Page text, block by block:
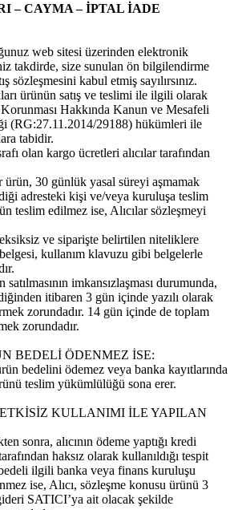
– CAYMA – İPTAL İADE
web sitesi üzerinden elektronik
takdirde, size sunulan ön bilgilendirme
sözleşmesini kabul etmiş sayılırsınız.
ürünün satış ve teslimi ile ilgili olarak
Hakkında Kanun ve Mesafeli
(RG:27.11.2014/29188) hükümleri ile
tabidir.
olan kargo ücretleri alıcılar tarafından
ürün, 30 günlük yasal süreyi aşmamak
adresteki kişi ve/veya kuruluşa teslim
teslim edilmez ise, Alıcılar sözleşmeyi
eksiksiz ve siparişte belirtilen niteliklere
kullanım klavuzu gibi belgelerle
satılmasının imkansızlaşması durumunda,
itibaren 3 gün içinde yazılı olarak
zorundadır. 14 gün içinde de toplam
zorundadır.
BEDELİ ÖDENMEZ İSE:
bedelini ödemez veya banka kayıtlarında
teslim yükümlülüğü sona erer.
KULLANIMI İLE YAPILAN
sonra, alıcının ödeme yaptığı kredi
haksız olarak kullanıldığı tespit
ilgili banka veya finans kuruluşu
ise, Alıcı, sözleşme konusu ürünü 3
SATICI’ya ait olacak şekilde